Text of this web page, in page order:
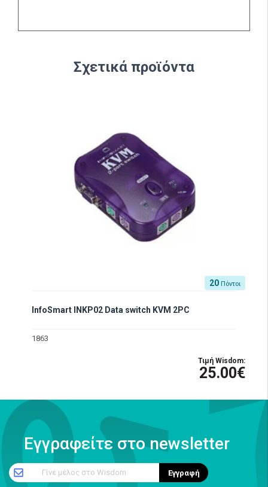
Σχετικά προϊόντα
20 Πόντοι
InfoSmart INKP02 Data switch KVM 2PC
1863
Τιμή Wisdom:
25.00€
Εγγραφείτε στο newsletter
Γίνε μέλος στο Wisdom Εγγραφή